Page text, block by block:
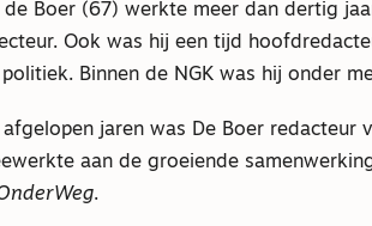
de Boer (67) werkte meer dan dertig
Ook was hij een tijd
Binnen de NGK was hij onder
afgelopen jaren was De Boer redacteur
aan de groeiende
.